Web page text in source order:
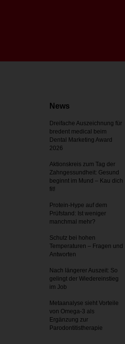
News
Dreifache Auszeichnung für
bredent medical beim
Dental Marketing Award
2026
Aktionskreis zum Tag der
Zahnges­sundheit: Gesund
beginnt im Mund – Kau dich
fit!
Protein-Hype auf dem
Prüfstand: Ist weniger
manchmal mehr?
Schutz bei hohen
Temperaturen – Fragen und
Antworten
Nach längerer Auszeit: So
gelingt der Wiedereinstieg
im Job
Metaanalyse sieht Vorteile
von Omega-3 als
Ergänzung zur
Parodontitistherapie